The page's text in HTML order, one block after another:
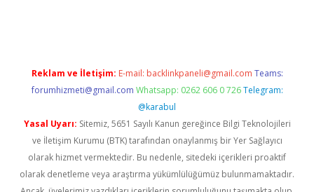
Reklam ve İletişim: E-mail: backlinkpaneli@gmail.com Teams:
forumhizmeti@gmail.com Whatsapp: 0262 606 0 726 Telegram:
@karabul
Yasal Uyarı: Sitemiz, 5651 Sayılı Kanun gereğince Bilgi Teknolojileri
ve İletişim Kurumu (BTK) tarafından onaylanmış bir Yer Sağlayıcı
olarak hizmet vermektedir. Bu nedenle, sitedeki içerikleri proaktif
olarak denetleme veya araştırma yükümlülüğümüz bulunmamaktadır.